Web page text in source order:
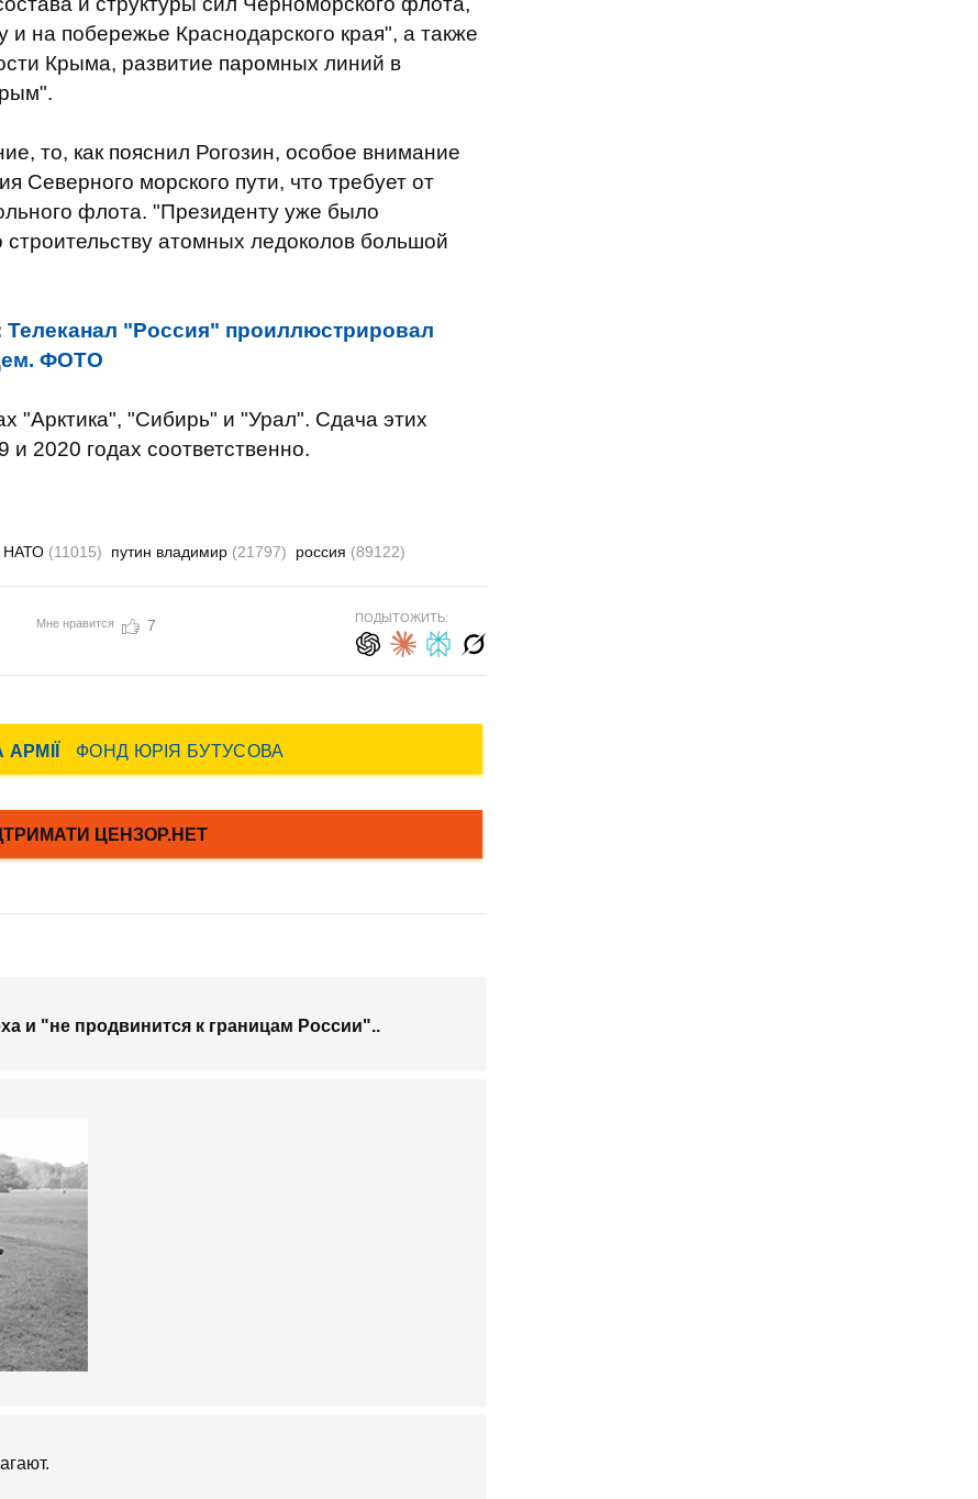
на побережье Краснодарского края", а также
Крыма, развитие паромных линий в
то, как пояснил Рогозин, особое внимание
Северного морского пути, что требует от
флота. "Президенту уже было
атомных ледоколов большой
Телеканал "Россия" проиллюстрировал
ФОТО
"Арктика", "Сибирь" и "Урал". Сдача этих
2020 годах соответственно.
НАТО (11015) путин владимир (21797) россия (89122)
Мне нравится 7 ПОДЫТОЖИТЬ:
и "не продвинится к границам России"..